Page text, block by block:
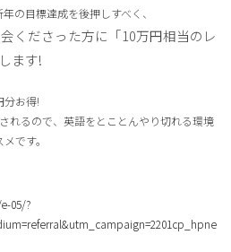
の目標達成を後押しすべく、
くださった方に「10万円相当のレ
ます!
分お得!
れるので、英語をとことんやり切れる環境
です。
05/?